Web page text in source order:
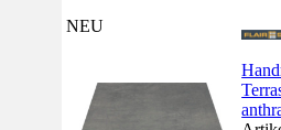
NEU